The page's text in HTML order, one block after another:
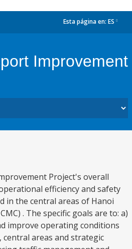
Esta página en: ES
Improvement
Project's overall
efficiency and safety
in the central areas of Hanoi
. The specific goals are to: a)
improve operating conditions
areas and strategic